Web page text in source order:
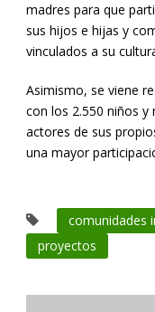
madres para que
sus hijos e hijas y
vinculados a su
Asimismo, se viene
con los 2.550 niños y
actores de sus
una mayor
comunidades
proyectos